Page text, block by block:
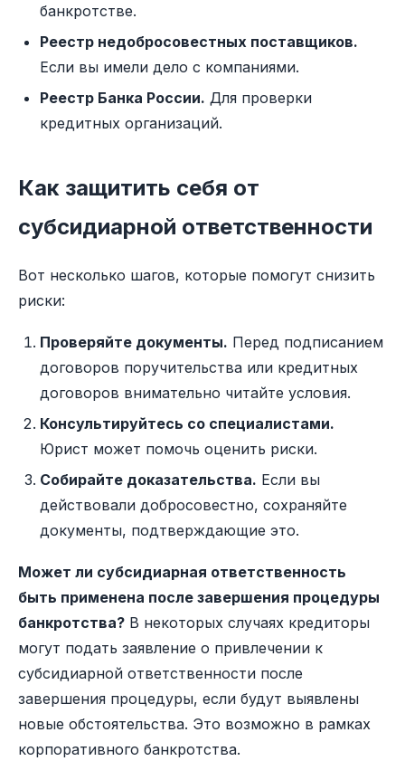
банкротстве.
Реестр недобросовестных поставщиков.
Если вы имели дело с компаниями.
Реестр Банка России. Для проверки
кредитных организаций.
Как защитить себя от
субсидиарной ответственности
Вот несколько шагов, которые помогут снизить
риски:
Проверяйте документы. Перед подписанием
договоров поручительства или кредитных
договоров внимательно читайте условия.
Консультируйтесь со специалистами.
Юрист может помочь оценить риски.
Собирайте доказательства. Если вы
действовали добросовестно, сохраняйте
документы, подтверждающие это.
Может ли субсидиарная ответственность
быть применена после завершения процедуры
банкротства? В некоторых случаях кредиторы
могут подать заявление о привлечении к
субсидиарной ответственности после
завершения процедуры, если будут выявлены
новые обстоятельства. Это возможно в рамках
корпоративного банкротства.